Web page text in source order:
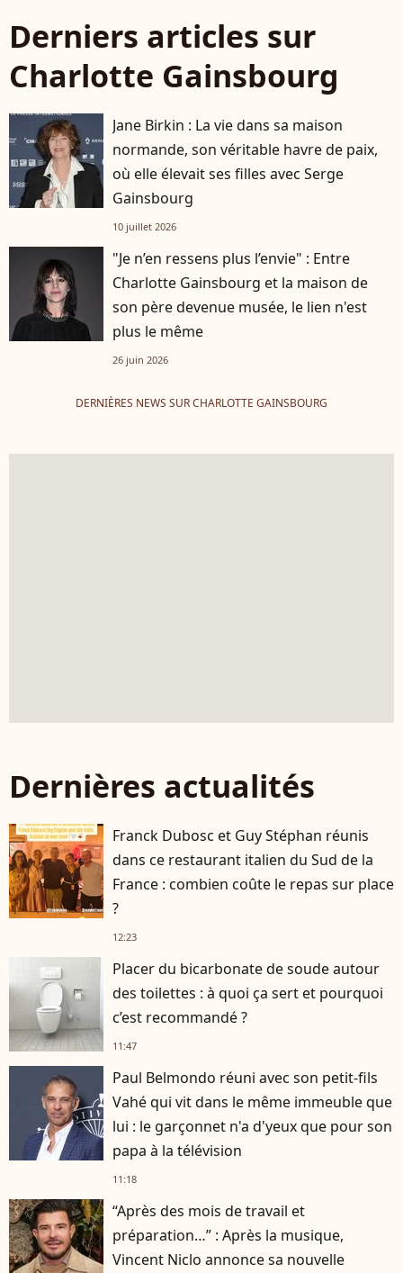
Derniers articles sur
Charlotte Gainsbourg
Jane Birkin : La vie dans sa maison
normande, son véritable havre de paix,
où elle élevait ses filles avec Serge
Gainsbourg
10 juillet 2026
"Je n’en ressens plus l’envie" : Entre
Charlotte Gainsbourg et la maison de
son père devenue musée, le lien n'est
plus le même
26 juin 2026
DERNIÈRES NEWS SUR CHARLOTTE GAINSBOURG
Dernières actualités
Franck Dubosc et Guy Stéphan réunis
dans ce restaurant italien du Sud de la
France : combien coûte le repas sur place
?
12:23
Placer du bicarbonate de soude autour
des toilettes : à quoi ça sert et pourquoi
c’est recommandé ?
11:47
Paul Belmondo réuni avec son petit-fils
Vahé qui vit dans le même immeuble que
lui : le garçonnet n'a d'yeux que pour son
papa à la télévision
11:18
“Après des mois de travail et
préparation…” : Après la musique,
Vincent Niclo annonce sa nouvelle